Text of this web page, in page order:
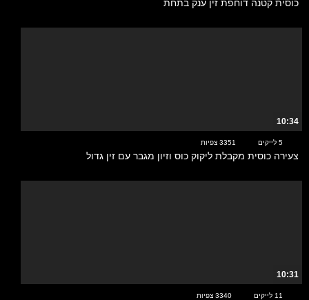
כוסית קטנה דוחפת זין ענק בתחת
10:34
5 לייקים 3351 צפיות
צעירה כוסית מקבלת ליקוק כוס וזיון מגבר עם זין גדול
10:31
11 לייקים 3340 צפיות